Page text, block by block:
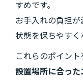
すめです。
お手入れの負担
状態を保ちやすく
これらのポイント
設置場所に合っ